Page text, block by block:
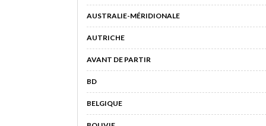
AUSTRALIE-MÉRIDIONALE
AUTRICHE
AVANT DE PARTIR
BD
BELGIQUE